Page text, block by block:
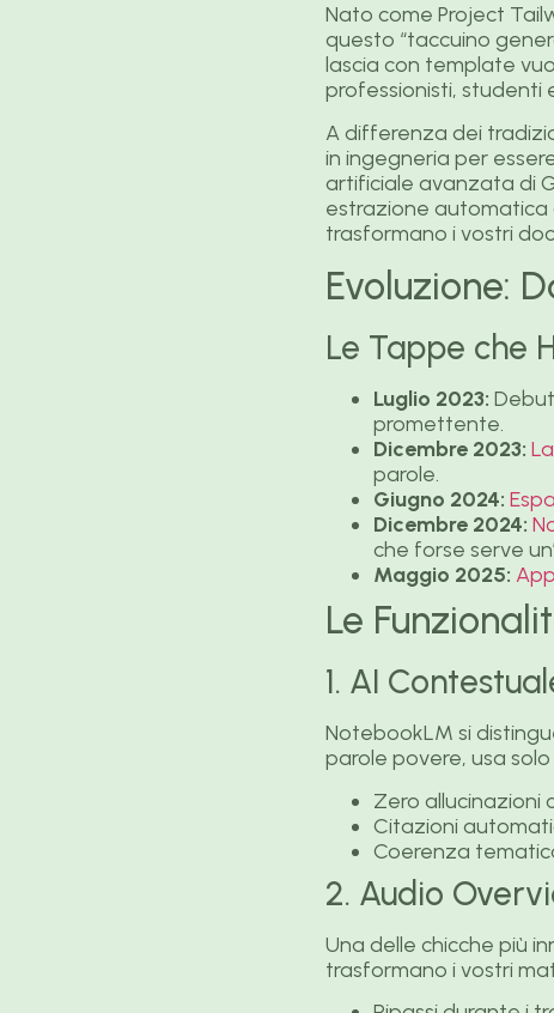
Nato come Project
questo “taccuino
lascia con template
professionisti, studenti
A differenza dei
in ingegneria per
artificiale avanzata di
estrazione automatica
trasformano i vostri
Evoluzione:
Le Tappe che
Luglio 2023:
promettente.
Dicembre 2023:
parole.
Giugno 2024:
Dicembre 2024:
che forse serve
Maggio 2025:
Le
1. AI
NotebookLM si
parole povere, usa
Zero allucinazioni
Citazioni
Coerenza
2. Audio
Una delle chicche più
trasformano i vostri